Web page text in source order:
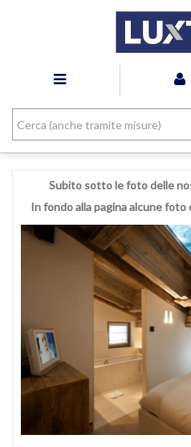
Subito sotto le foto delle
In fondo alla pagina alcune